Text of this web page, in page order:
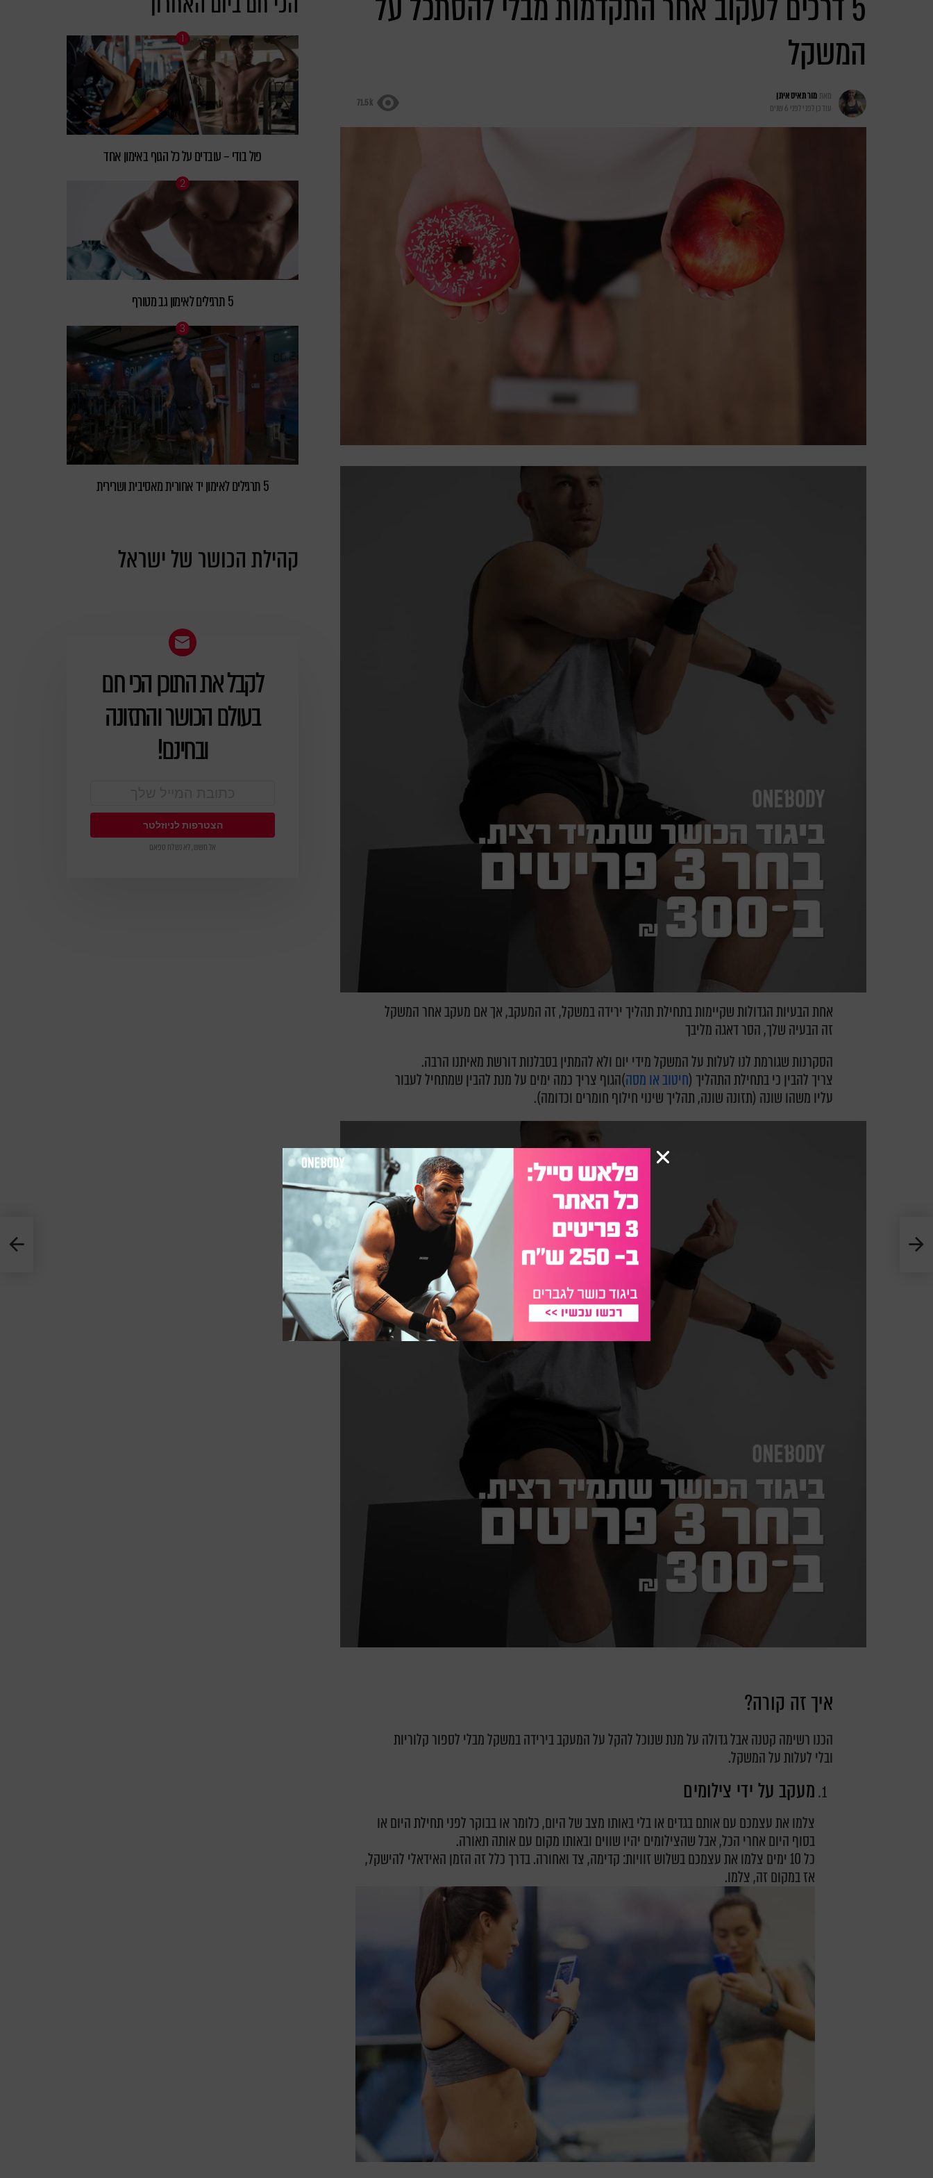
המשקל
מאתמור תאיס איתן
עודכן לפנילפני 6 שנים 71.5k
אחת הבעיות הגדולות שקיימות בתחילת תהליך ירידה במשקל, זה המעקב, אך אם מעקב אחר המשקל
זה הבעיה שלך, הסר דאגה מליבך
הסקרנות שגורמת לנו לעלות על המשקל מידי יום ולא להמתין בסבלנות דורשת מאיתנו הרבה.
צריך להבין כי בתחילת התהליך (חיטוב או מסה)הגוף צריך כמה ימים על מנת להבין שמתחיל לעבור
עליו משהו שונה (תזונה שונה, תהליך שינוי חילוף חומרים וכדומה).
איך זה קורה?
הכנו רשימה קטנה אבל גדולה על מנת שנוכל להקל על המעקב בירידה במשקל מבלי לספור קלוריות
ובלי לעלות על המשקל.
מעקב על ידי צילומים
צלמו את עצמכם עם אותם בגדים או בלי באותו מצב של היום, כלומר או בבוקר לפני תחילת היום או
בסוף היום אחרי הכל, אבל שהצילומים יהיו שווים ובאותו מקום עם אותה תאורה.
כל 10 ימים צלמו את עצמכם בשלוש זוויות: קדימה, צד ואחורה. בדרך כלל זה הזמן האידאלי להישקל,
אז במקום זה, צלמו.
דג
פול בודי – עובדים על כל הגוף באימון אחד
5 תרגילים לאימון גב מטורף
5 תרגילים לאימון יד אחורית מאסיבית ושרירית
קהילת הכושר של ישראל
ניוזלטר
לקבל את התוכן הכי חם
בעולם הכושר והתזונה
ובחינם!
אל חשש, לא נשלח ספאם